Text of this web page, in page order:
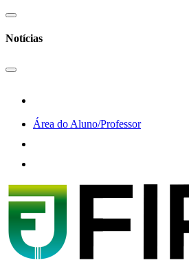
Notícias
Área do Aluno/Professor